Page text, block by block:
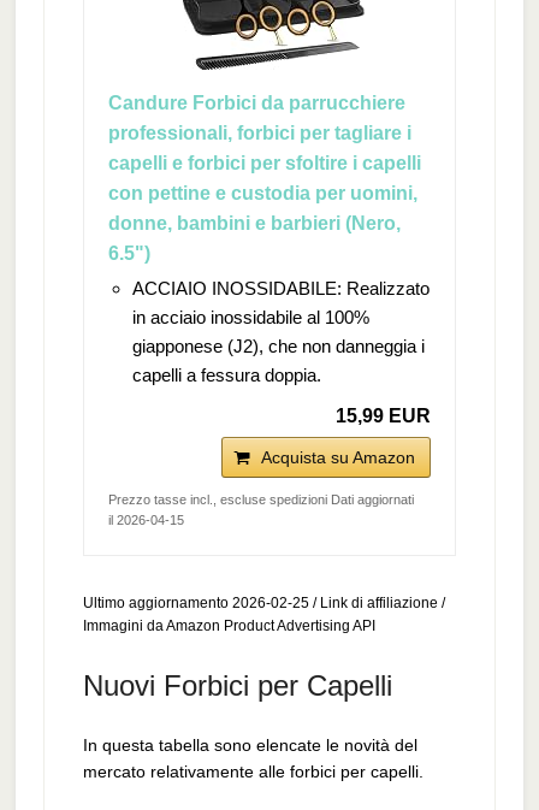
Candure Forbici da parrucchiere
professionali, forbici per tagliare i
capelli e forbici per sfoltire i capelli
con pettine e custodia per uomini,
donne, bambini e barbieri (Nero,
6.5")
ACCIAIO INOSSIDABILE: Realizzato
in acciaio inossidabile al 100%
giapponese (J2), che non danneggia i
capelli a fessura doppia.
15,99 EUR
Acquista su Amazon
Prezzo tasse incl., escluse spedizioni Dati aggiornati
il 2026-04-15
Ultimo aggiornamento 2026-02-25 / Link di affiliazione /
Immagini da Amazon Product Advertising API
Nuovi Forbici per Capelli
In questa tabella sono elencate le novità del
mercato relativamente alle forbici per capelli.